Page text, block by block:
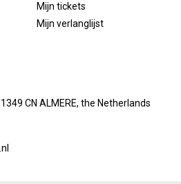
Mijn tickets
Mijn verlanglijst
CN ALMERE, the Netherlands